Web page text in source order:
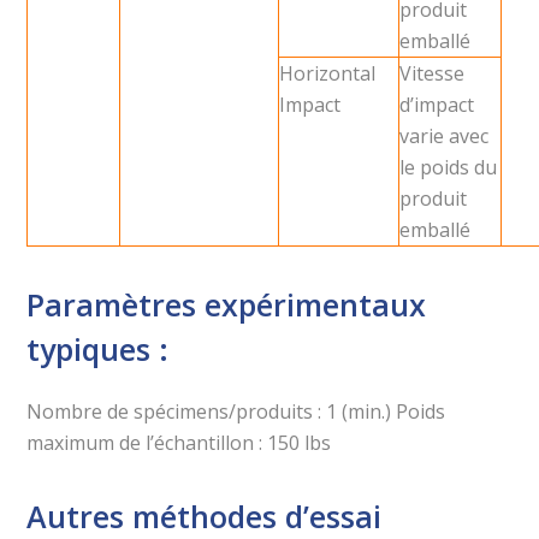
produit
emballé
Horizontal
Impact
Vitesse
d’impact
varie avec
le poids du
produit
emballé
Paramètres expérimentaux
typiques :
Nombre de spécimens/produits : 1 (min.) Poids
maximum de l’échantillon : 150 lbs
Autres méthodes d’essai